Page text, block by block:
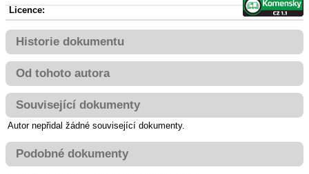
Licence:
Historie dokumentu
Od tohoto autora
Související dokumenty
Autor nepřidal žádné související dokumenty.
Podobné dokumenty